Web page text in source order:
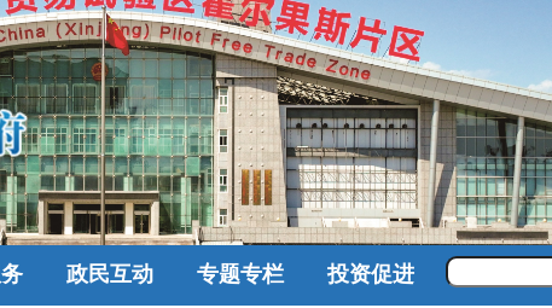
政民互动 专题专栏 投资促进